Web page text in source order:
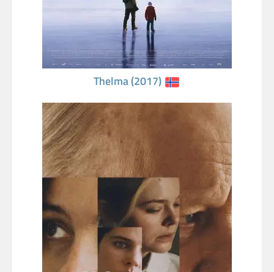
Thelma (2017)